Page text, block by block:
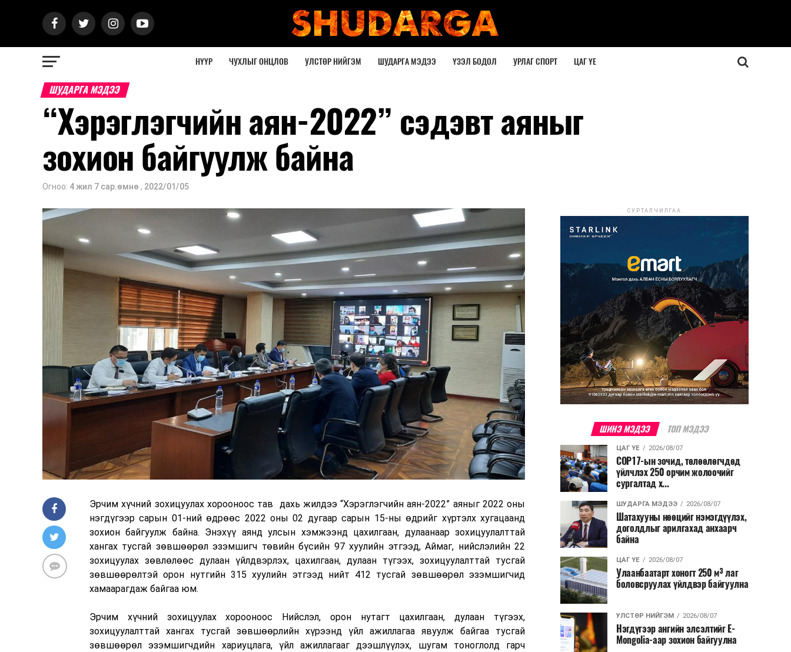
НҮҮР ЧУХЛЫГ ОНЦЛОВ УЛСТӨР НИЙГЭМ ШУДАРГА МЭДЭЭ ҮЗЭЛ БОДОЛ УРЛАГ СПОРТ ЦАГ ҮЕ
ШУДАРГА МЭДЭЭ
“Хэрэглэгчийн аян-2022” сэдэвт аяныг
зохион байгуулж байна
Огноо: 4 жил 7 сар.өмнө , 2022/01/05
Эрчим хүчний зохицуулах хорооноос тав дахь жилдээ “Хэрэглэгчийн аян-2022” аяныг 2022 оны
нэгдүгээр сарын 01-ний өдрөөс 2022 оны 02 дугаар сарын 15-ны өдрийг хүртэлх хугацаанд
зохион байгуулж байна. Энэхүү аянд улсын хэмжээнд цахилгаан, дулаанаар зохицуулалттай
хангах тусгай зөвшөөрөл эзэмшигч төвийн бүсийн 97 хуулийн этгээд, Аймаг, нийслэлийн 22
зохицуулах зөвлөлөөс дулаан үйлдвэрлэх, цахилгаан, дулаан түгээх, зохицуулалттай тусгай
зөвшөөрөлтэй орон нутгийн 315 хуулийн этгээд нийт 412 тусгай зөвшөөрөл эзэмшигчид
хамаарагдаж байгаа юм.
Эрчим хүчний зохицуулах хорооноос Нийслэл, орон нутагт цахилгаан, дулаан түгээх,
зохицуулалттай хангах тусгай зөвшөөрлийн хүрээнд үйл ажиллагаа явуулж байгаа тусгай
зөвшөөрөл эзэмшигчдийн хариуцлага, үйл ажиллагааг дээшлүүлэх, шугам тоноглолд гарч
СУРТАЛЧИЛГАА
ШИНЭ МЭДЭЭ ТОП МЭДЭЭ
ЦАГ ҮЕ 2026/08/07
COP17-ын зочид, төлөөлөгчдөд
үйлчлэх 250 орчим жолоочийг
сургалтад х...
ШУДАРГА МЭДЭЭ 2026/08/07
Шатахууны нөөцийг нэмэгдүүлэх,
доголдлыг арилгахад анхаарч
байна
ЦАГ ҮЕ 2026/08/07
Улаанбаатарт хоногт 250 м³ лаг
боловсруулах үйлдвэр байгуулна
УЛСТӨР НИЙГЭМ 2026/08/07
Нэгдүгээр ангийн элсэлтийг E-
Mongolia-аар зохион байгуулна